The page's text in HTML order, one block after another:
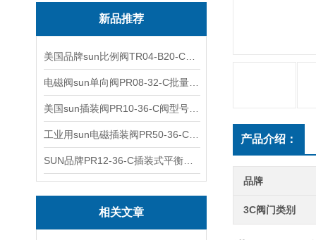
新品推荐
相关文章
产品介绍：
品牌
3C阀门类别